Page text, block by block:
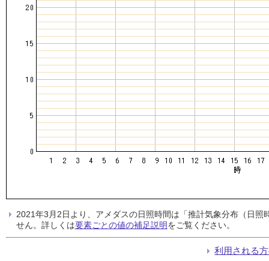
2021年3月2日より、アメダスの日照時間は「推計気象分布（日
せん。詳しくは要素ごとの値の補足説明をご覧ください。
利用される